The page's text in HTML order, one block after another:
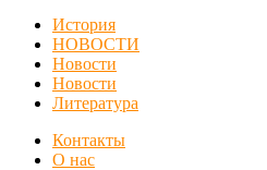
История
НОВОСТИ
Новости
Новости
Литература
Контакты
О нас